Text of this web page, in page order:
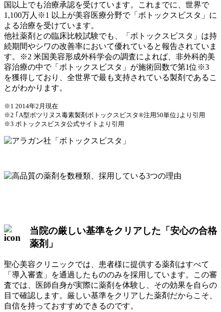
国以上でも治療承認を受けています。これまでに、世界で
1,100万人※1 以上が美容医療分野で「ボトックスビスタ」に
よる治療を受けています。
他社薬剤との臨床比較試験でも、「ボトックスビスタ」は持
続期間やシワの改善率において優れていると報告されていま
す。※2 米国美容形成外科学会の調査によれば、非外科的美
容治療の中で「ボトックスビスタ」が施術回数で第1位※3
を獲得しており、全世界で最も支持されている製剤であるこ
とがわかります。
※1 2014年2月現在
※2 ｢A型ボツリヌス毒素製剤ボトックスビスタ®注用50単位｣より引用
※3 ボトックスビスタ公式サイトより引用
当院の厳しい基準をクリアした「安心の合格
薬剤」
聖心美容クリニックでは、患者様に提供する薬剤はすべて
「導入審査」を通過したもののみを採用しています。この審
査では、医師自身が実際に薬剤を体験し、その効果を自らの
目で確認します。厳しい基準をクリアした薬剤だからこそ、
自信を持っておすすめできるのです。